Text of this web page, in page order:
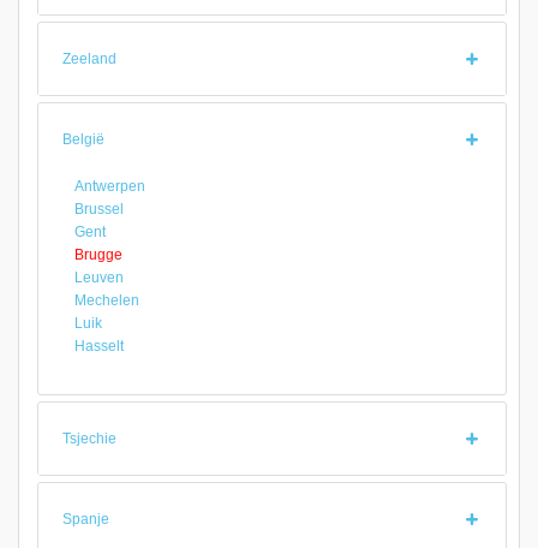
Zeeland
België
Antwerpen
Brussel
Gent
Brugge
Leuven
Mechelen
Luik
Hasselt
Tsjechie
Spanje